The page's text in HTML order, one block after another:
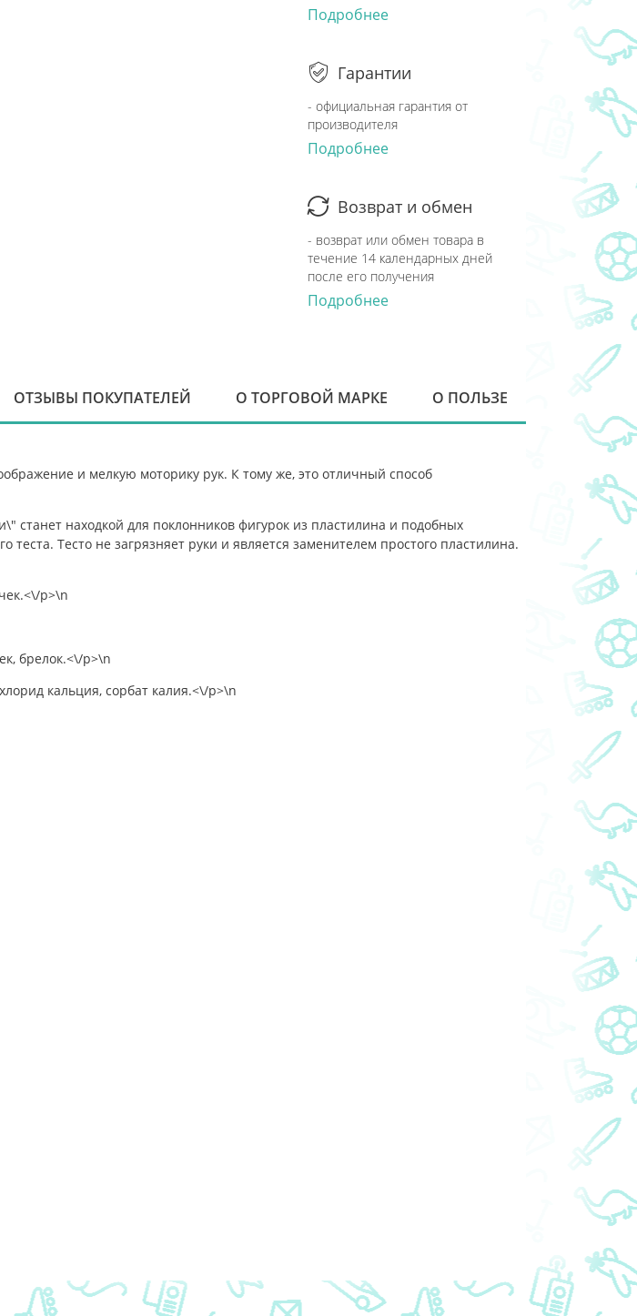
Подробнее
Гарантии
- официальная гарантия от
производителя
Подробнее
Возврат и обмен
- возврат или обмен товара в
течение 14 календарных дней
после его получения
Подробнее
ОТЗЫВЫ ПОКУПАТЕЛЕЙ О ТОРГОВОЙ МАРКЕ О ПОЛЬЗЕ
и мелкую моторику рук. К тому же, это отличный способ
станет находкой для поклонников фигурок из пластилина и подобных
Тесто не загрязняет руки и является заменителем простого пластилина.
p>\n
брелок.<\/p>\n
кальция, сорбат калия.<\/p>\n